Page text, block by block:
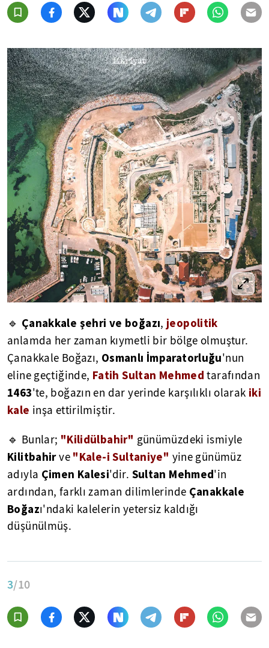
🔹 Çanakkale şehri ve boğazı, jeopolitik
anlamda her zaman kıymetli bir bölge olmuştur.
Çanakkale Boğazı, Osmanlı İmparatorluğu'nun
eline geçtiğinde, Fatih Sultan Mehmed tarafından
1463'te, boğazın en dar yerinde karşılıklı olarak iki
kale inşa ettirilmiştir.
🔹 Bunlar; "Kilidülbahir" günümüzdeki ismiyle
Kilitbahirve "Kale-i Sultaniye" yine günümüz
adıyla Çimen Kalesi'dir. Sultan Mehmed'in
ardından, farklı zaman dilimlerinde Çanakkale
Boğazı'ndaki kalelerin yetersiz kaldığı
düşünülmüş.
3/10